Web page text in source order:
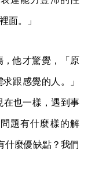
面。」
他才驚覺，「原
跟感覺的人。」
在也一樣，遇到事
題有什麼樣的解
什麼優缺點？我們